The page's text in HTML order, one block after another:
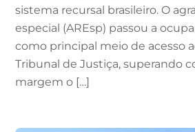
sistema recursal brasileiro. O
especial (AREsp) passou a
como principal meio de acesso
Tribunal de Justiça, superando
margem o […]